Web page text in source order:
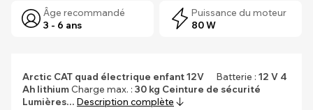
Âge recommandé
3 - 6 ans
Puissance du moteur
80 W
Arctic CAT quad électrique enfant 12V Batterie : 12 V 4
Ah lithiumCharge max. : 30 kg Ceinture de sécurité
Lumières… Description complète